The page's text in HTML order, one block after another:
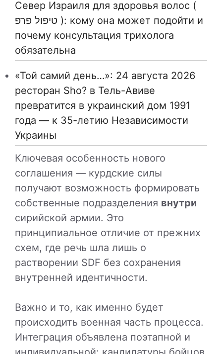
Север Израиля для здоровья волос (
טיפול פרפ ): кому она может подойти и
почему консультация трихолога
обязательна
«Той самий день…»: 24 августа 2026
ресторан Sho? в Тель-Авиве
превратится в украинский дом 1991
года — к 35-летию Независимости
Украины
Ключевая особенность нового
соглашения — курдские силы
получают возможность формировать
собственные подразделения внутри
сирийской армии. Это
принципиальное отличие от прежних
схем, где речь шла лишь о
растворении SDF без сохранения
внутренней идентичности.
Важно и то, как именно будет
происходить военная часть процесса.
Интеграция объявлена поэтапной и